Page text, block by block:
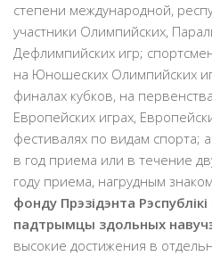
степени международной,
участники Олимпийских,
Дефлимпийских игр;
на Юношеских Олимпийских
финалах кубков, на
Европейских играх,
фестивалях по видам спорта;
в год приема или в течение
году приема, нагрудным
фонду Прэзідэнта
падтрымцы здольных
высокие достижения в